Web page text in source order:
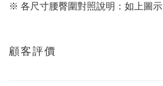
※ 各尺寸腰臀圍對照說明：如上圖示
顧客評價